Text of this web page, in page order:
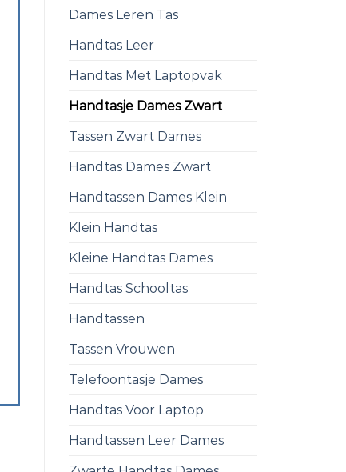
Dames Leren Tas
Handtas Leer
Handtas Met Laptopvak
Handtasje Dames Zwart
Tassen Zwart Dames
Handtas Dames Zwart
Handtassen Dames Klein
Klein Handtas
Kleine Handtas Dames
Handtas Schooltas
Handtassen
Tassen Vrouwen
Telefoontasje Dames
Handtas Voor Laptop
Handtassen Leer Dames